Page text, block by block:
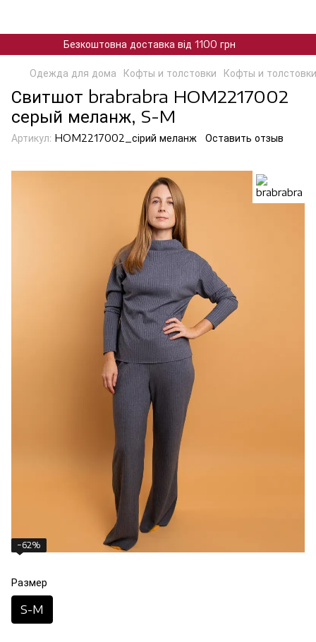
Безкоштовна доставка від 1100 грн
Одежда для дома Кофты и толстовки Кофты и
Свитшот brabrabra HOM2217002
серый меланж, S-M
Артикул: HOM2217002_сірий меланж Оставить отзыв
−62%
Размер
S-M